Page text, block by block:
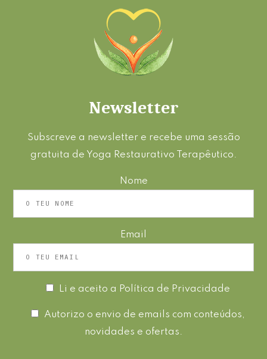
Newsletter
Subscreve a newsletter e recebe uma sessão
gratuita de Yoga Restaurativo Terapêutico.
Nome
Email
Li e aceito a Política de Privacidade
Autorizo o envio de emails com conteúdos,
novidades e ofertas.